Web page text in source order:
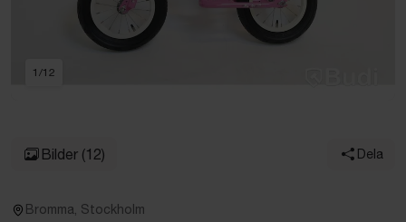
1 /12
Bilder (12) Dela
Bromma, Stockholm